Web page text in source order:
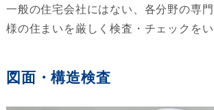
一般の住宅会社にはない、各分野の専
様の住まいを厳しく検査・チェックをい
図面・構造検査